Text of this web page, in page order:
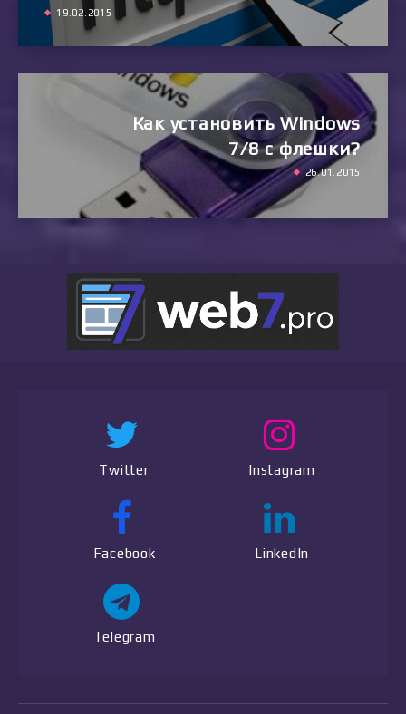
19.02.2015
Как установить Windows
7/8 с флешки?
26.01.2015
Twitter Instagram
Facebook LinkedIn
Telegram